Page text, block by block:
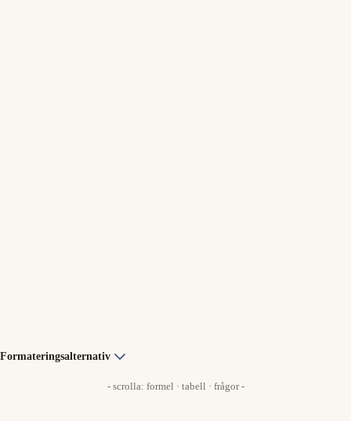
Formateringsalternativ
- scrolla: formel · tabell · frågor -